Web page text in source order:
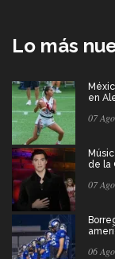
Lo más
en
07
de la
07
06